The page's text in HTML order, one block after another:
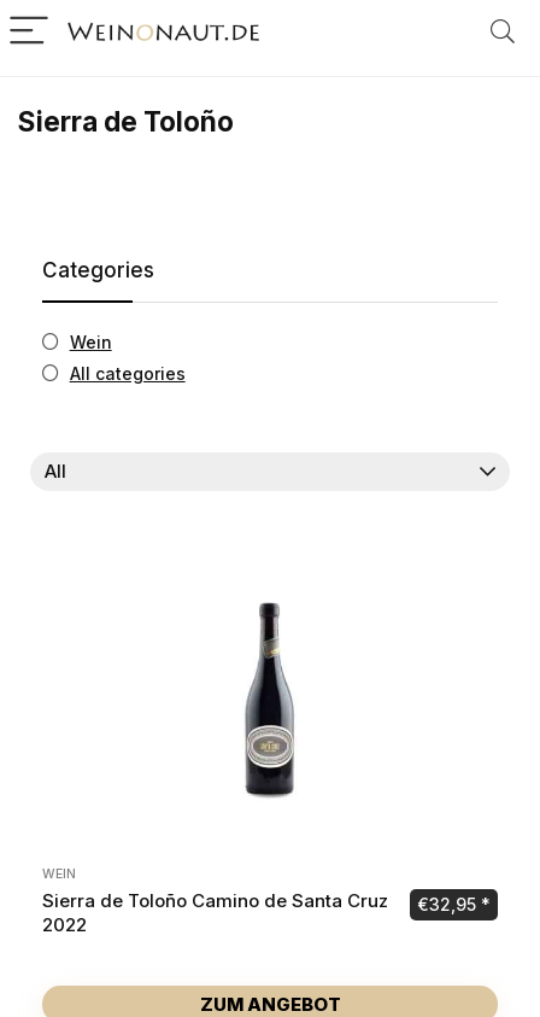
Sierra de Toloño
Categories
Wein
All categories
All
WEIN
Sierra de Toloño Camino de Santa Cruz
2022
€32,95
ZUM ANGEBOT